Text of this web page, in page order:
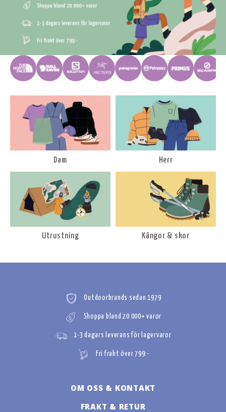
Dam Herr
Utrustning Kängor & skor
Outdoorbrands sedan 1979
Shoppa bland 20 000+ varor
1-3 dagars leverans för lagervaror
Fri frakt över 799:-
OM OSS & KONTAKT
FRAKT & RETUR